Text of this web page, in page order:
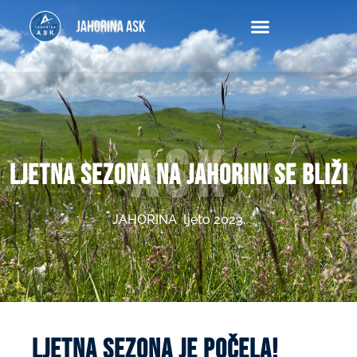
Ask
LJETNA SEZONA NA JAHORINI SE BLIŽI
JAHORINA ljeto 2023.